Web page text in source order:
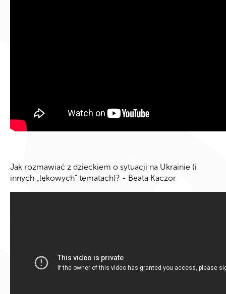
Jak rozmawiać z dzieckiem o sytuacji na Ukrainie (i
innych „lękowych” tematach)? - Beata Kaczor